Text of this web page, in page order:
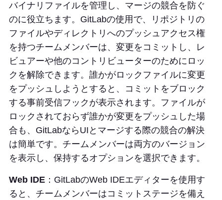
バイナリファイルを管理し、マージの競合を防ぐ
のに役立ちます。GitLabの使用で、リポジトリの
ファイルやディレクトリへのプッシュアクセス権
を持つチームメンバーは、変更をコミットし、レ
ビュアーや他のコントリビューターのためにロッ
クを解除できます。誰かがロックファイルに変更
をプッシュしようとすると、コミットをブロック
する事前受信フックが表示されます。ファイルが
ロックされておらず誰かが変更をプッシュした場
合も、GitLabならUIとマージする際の競合の解決
は簡単です。チームメンバーは両方のバージョン
を表示し、保持するオプションを選択できます。
Web IDE ：GitLabのWeb IDEエディターを使用す
ると、チームメンバーはコミットステージを備え